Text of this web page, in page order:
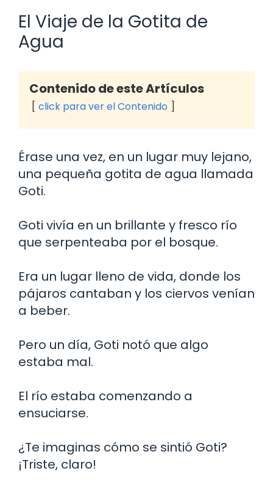
El Viaje de la Gotita de
Agua
Contenido de este Artículos
click para ver el Contenido
Érase una vez, en un lugar muy lejano,
una pequeña gotita de agua llamada
Goti.
Goti vivía en un brillante y fresco río
que serpenteaba por el bosque.
Era un lugar lleno de vida, donde los
pájaros cantaban y los ciervos venían
a beber.
Pero un día, Goti notó que algo
estaba mal.
El río estaba comenzando a
ensuciarse.
¿Te imaginas cómo se sintió Goti?
¡Triste, claro!